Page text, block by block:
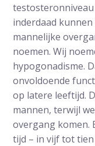
inderdaad
mannelijke
noemen. Wij
hypogonadisme.
onvoldoende
op latere leeftijd.
mannen, terwijl
overgang komen.
tijd – in vijf tot